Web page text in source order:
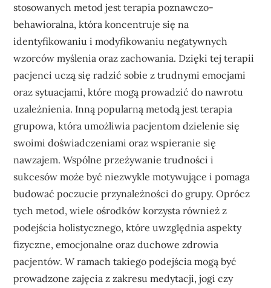
stosowanych metod jest terapia poznawczo-
behawioralna, która koncentruje się na
identyfikowaniu i modyfikowaniu negatywnych
wzorców myślenia oraz zachowania. Dzięki tej terapii
pacjenci uczą się radzić sobie z trudnymi emocjami
oraz sytuacjami, które mogą prowadzić do nawrotu
uzależnienia. Inną popularną metodą jest terapia
grupowa, która umożliwia pacjentom dzielenie się
swoimi doświadczeniami oraz wspieranie się
nawzajem. Wspólne przeżywanie trudności i
sukcesów może być niezwykle motywujące i pomaga
budować poczucie przynależności do grupy. Oprócz
tych metod, wiele ośrodków korzysta również z
podejścia holistycznego, które uwzględnia aspekty
fizyczne, emocjonalne oraz duchowe zdrowia
pacjentów. W ramach takiego podejścia mogą być
prowadzone zajęcia z zakresu medytacji, jogi czy